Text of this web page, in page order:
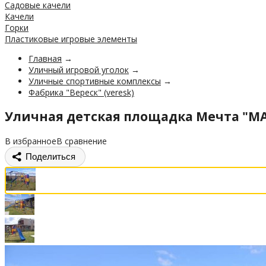
Садовые качели
Качели
Горки
Пластиковые игровые элементы
Главная →
Уличный игровой уголок →
Уличные спортивные комплексы →
Фабрика "Вереск" (veresk)
Уличная детская площадка Мечта
В избранноеВ сравнение
Поделиться